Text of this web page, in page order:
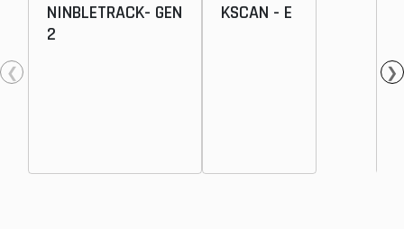
NINBLETRACK- GEN
2
KSCAN - E
❮ ❯